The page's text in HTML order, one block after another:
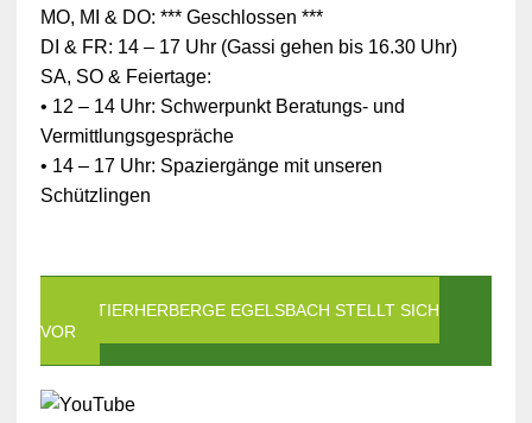
MO, MI & DO: *** Geschlossen ***
DI & FR: 14 – 17 Uhr (Gassi gehen bis 16.30 Uhr)
SA, SO & Feiertage:
• 12 – 14 Uhr: Schwerpunkt Beratungs- und
Vermittlungsgespräche
• 14 – 17 Uhr: Spaziergänge mit unseren
Schützlingen
DIE TIERHERBERGE EGELSBACH STELLT SICH
VOR